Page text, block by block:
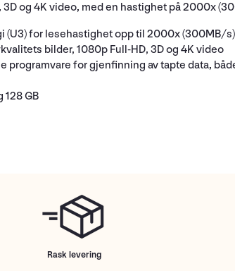
og 4K video, med en hastighet på 2000x
(U3) for lesehastighet opp til 2000x (300MB/s)
bilder, 1080p Full-HD, 3D og 4K video
programvare for gjenfinning av tapte data,
GB
Rask levering